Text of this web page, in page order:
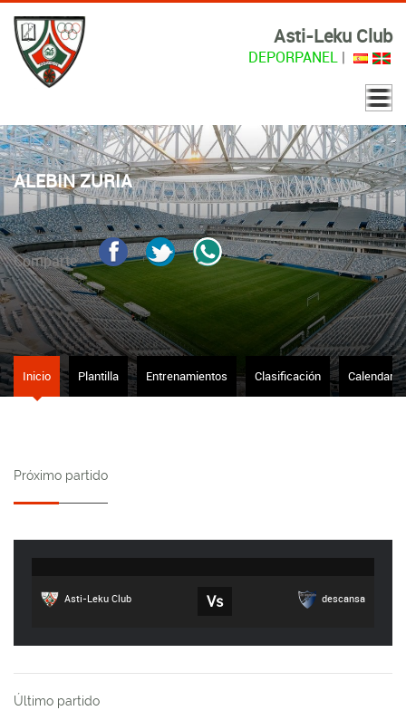
Asti-Leku Club
DEPORPANEL |
ALEBIN ZURIA
Comparte
Inicio Plantilla Entrenamientos Clasificación Calendario
Próximo partido
Asti-Leku Club Vs descansa
Último partido